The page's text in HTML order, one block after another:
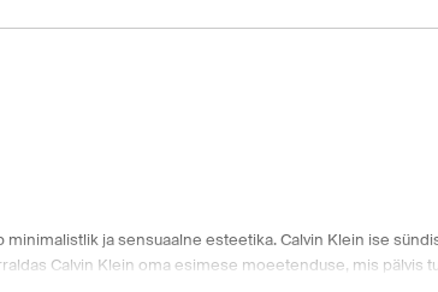
ja sensuaalne esteetika. Calvin Klein ise
Calvin Klein oma esimese moeetenduse, mis pälvis